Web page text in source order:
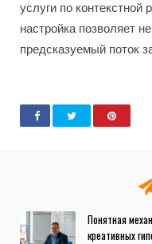
услуги по
настройка позволяет
предсказуемый поток
Понятная
креативных